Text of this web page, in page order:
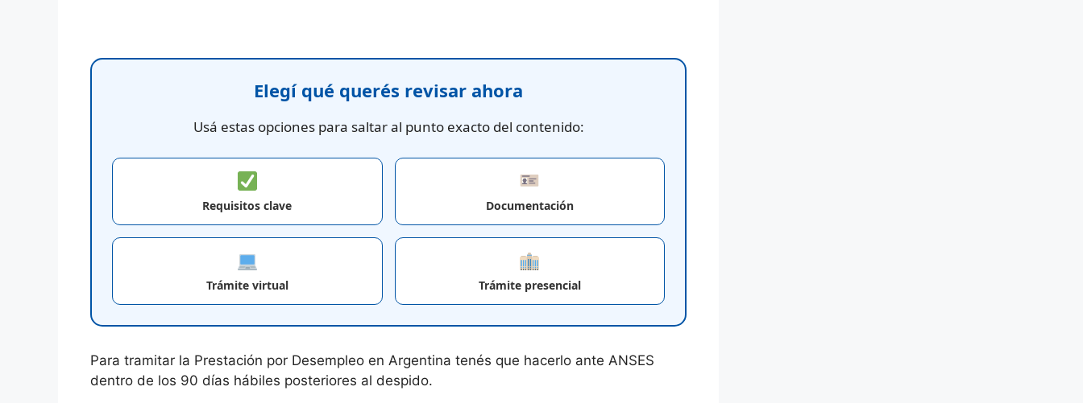
Elegí qué querés revisar ahora
Usá estas opciones para saltar al punto exacto del contenido:
Requisitos clave Documentación
Trámite virtual Trámite presencial
Para tramitar la Prestación por Desempleo en Argentina tenés que hacerlo ante ANSES
dentro de los 90 días hábiles posteriores al despido.